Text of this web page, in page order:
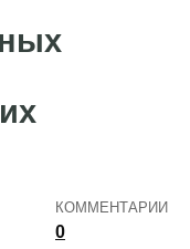
КОММЕНТАРИИ
0